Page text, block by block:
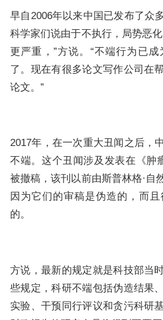
早自2006年以来中国已发布了众
科学家们说由于不执行，局势恶
更严重，”方说。“不端行为已
了。现在有很多论文写作公司在
论文。”
2017年，在一次重大丑闻之后，
不端。这个丑闻涉及发表在《肿
被撤稿，该刊以前由斯普林格·自
因为它们的审稿是伪造的，而
的。
方说，最新的规定就是科技部当
些规定，科研不端包括伪造结果
实验、干预同行评议和贪污科研